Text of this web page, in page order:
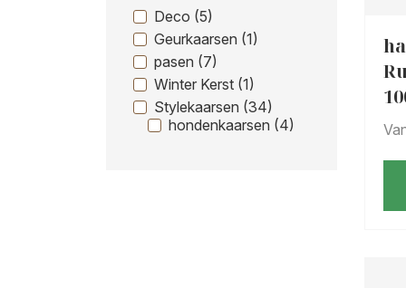
Deco (5)
Geurkaarsen (1)
pasen (7)
Winter Kerst (1)
Stylekaarsen (34)
hondenkaarsen (4)